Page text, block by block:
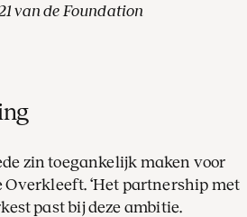
van de Foundation
zin toegankelijk maken voor
Overkleeft. ‘Het partnership met
past bij deze ambitie.